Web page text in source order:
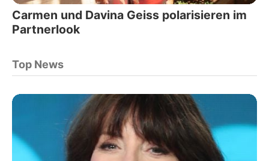
Carmen und Davina Geiss polarisieren im
Partnerlook
Top News